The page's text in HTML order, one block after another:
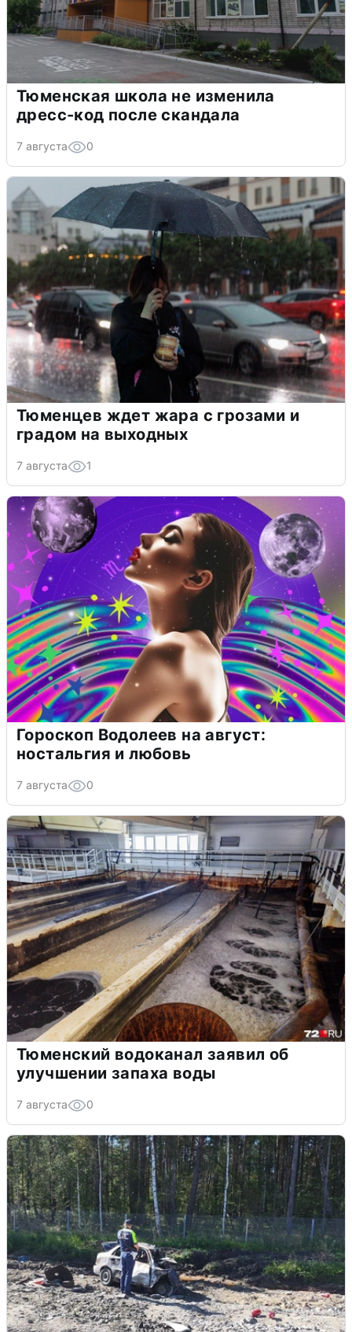
Тюменская школа не изменила
дресс-код после скандала
7 августа 0
Тюменцев ждет жара с грозами и
градом на выходных
7 августа 1
Гороскоп Водолеев на август:
ностальгия и любовь
7 августа 0
Тюменский водоканал заявил об
улучшении запаха воды
7 августа 0